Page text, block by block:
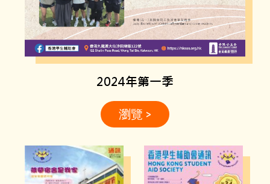
2024年第一季
瀏覽 >